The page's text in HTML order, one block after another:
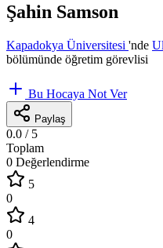
Şahin Samson
Kapadokya Üniversitesi 'nde
bölümünde öğretim görevlisi
Bu Hocaya Not Ver
Paylaş
0.0 / 5
Toplam
0 Değerlendirme
5
0
4
0